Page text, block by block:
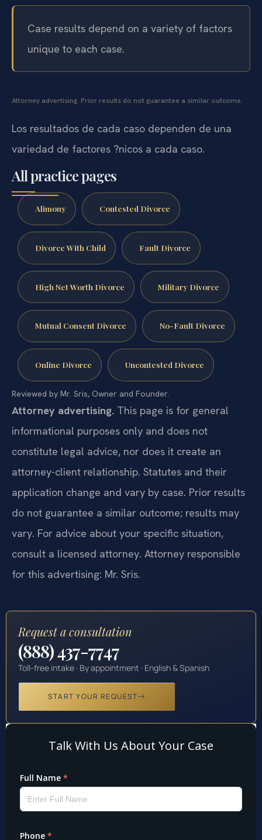
Case results depend on a variety of factors
unique to each case.
Attorney advertising. Prior results do not guarantee a similar outcome.
Los resultados de cada caso dependen de una
variedad de factores ?nicos a cada caso.
All practice pages
Alimony Contested Divorce
Divorce With Child Fault Divorce
High Net Worth Divorce Military Divorce
Mutual Consent Divorce No-Fault Divorce
Online Divorce Uncontested Divorce
Reviewed by Mr. Sris, Owner and Founder.
Attorney advertising. This page is for general
informational purposes only and does not
constitute legal advice, nor does it create an
attorney-client relationship. Statutes and their
application change and vary by case. Prior results
do not guarantee a similar outcome; results may
vary. For advice about your specific situation,
consult a licensed attorney. Attorney responsible
for this advertising: Mr. Sris.
Request a consultation
(888) 437-7747
Toll-free intake · By appointment · English & Spanish
START YOUR REQUEST